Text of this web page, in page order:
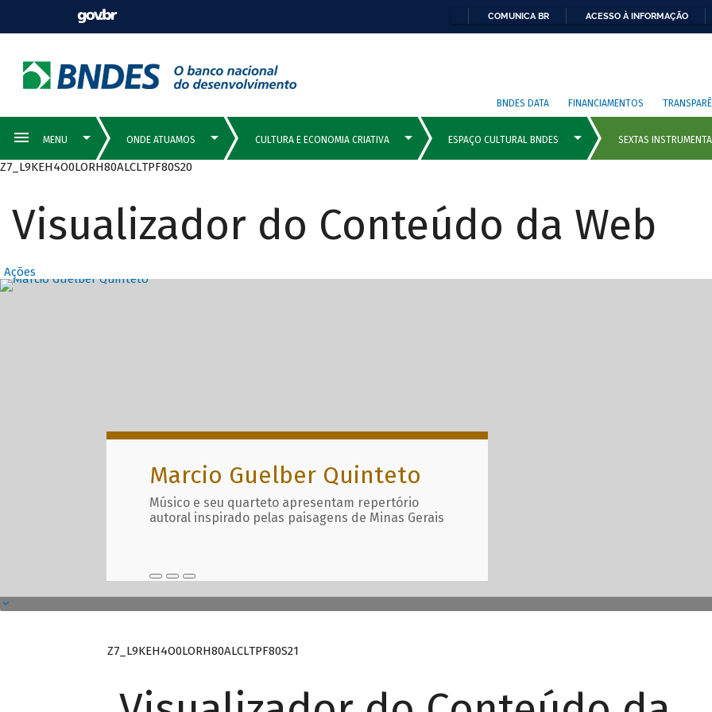
COMUNICA BR ACESSO À INFORMAÇÃO
BNDES DATA FINANCIAMENTOS
Z7_L9KEH4O0LORH80ALCLTPF80S20
Visualizador do Conteúdo da Web
Ações
Destaques Principais com
Marcio Guelber Quinteto
Músico e seu quarteto apresentam repertório
autoral inspirado pelas paisagens de Minas Gerais
Z7_L9KEH4O0LORH80ALCLTPF80S21